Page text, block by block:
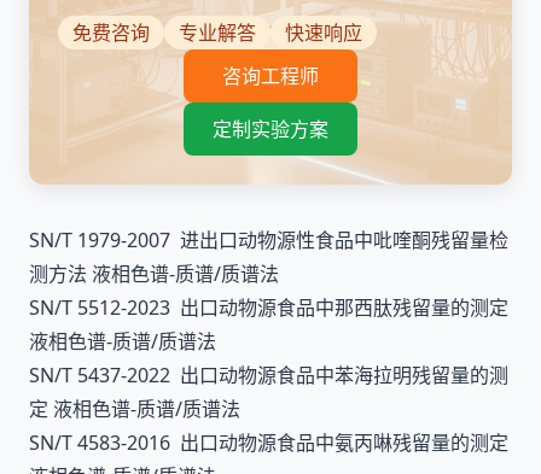
免费咨询 专业解答
快速响应
咨询工程师
定制实验方案
SN/T 1979-2007 进出口动物源性食品中吡喹酮残留量检
测方法 液相色谱-质谱/质谱法
SN/T 5512-2023 出口动物源食品中那西肽残留量的测定
液相色谱-质谱/质谱法
SN/T 5437-2022 出口动物源食品中苯海拉明残留量的测
定 液相色谱-质谱/质谱法
SN/T 4583-2016 出口动物源食品中氨丙啉残留量的测定